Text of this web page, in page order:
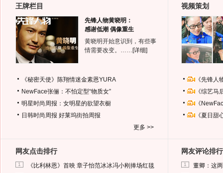
王牌栏目
先锋人物黄晓明：
感谢低潮 偶像重生
黄晓明开始意识到，有些事
情需要改变。…… [详细]
《秘密天使》陈翔情迷金素恩YURA
NewFace张俪：不怕定型“物质女”
明星时尚周报：女明星的欲望衣橱
日韩时尚周报 好莱坞街拍周报
更多 >>
视频策划
《先锋
《综艺
《
《夏日
网友点击排行
1 《比利林恩》首映 章子怡范冰冰冯小刚捧场红毯
网友评论排行
1 董卿：这